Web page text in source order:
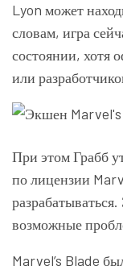
Lyon может
словам, игра
состоянии, хотя
или
При этом Грабб
по лицензии
возможные
Marvel’s Blade